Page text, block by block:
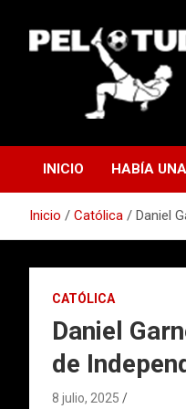
contenido
INICIO HABÍA
Inicio Católica Daniel
CATÓLICA
Daniel
de
8 julio, 2025